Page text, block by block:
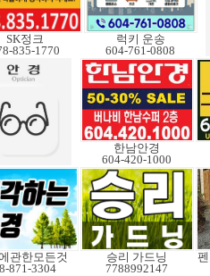
SK정크
835-1770
럭키 운송
604-761-0808
한남안경
604-420-1000
관한모든것
871-3304
승리 가드닝
7788992147